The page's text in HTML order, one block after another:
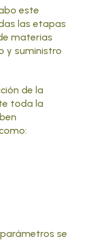
este
las etapas
materias
y suministro
de la
toda la
se